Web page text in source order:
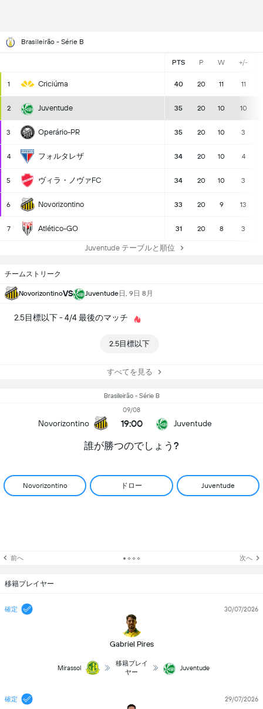
Brasileirão - Série B
PTS P W +/-
1 Criciúma 40 20 11 11
2 Juventude 35 20 10 10
3 Operário-PR 35 20 10 3
4 フォルタレザ 34 20 10 4
5 ヴィラ・ノヴァFC 34 20 10 3
6 Novorizontino 33 20 9 13
7 Atlético-GO 31 20 8 3
Juventude テーブルと順位
チームストリーク
NovorizontinoVS Juventude日, 9日 8月
2.5目標以下 - 4/4 最後のマッチ
2.5目標以下
すべてを見る
Brasileirão - Série B
Novorizontino
09/08
19:00 Juventude
誰が勝つのでしょう?
Novorizontino ドロー Juventude
前へ 次へ
移籍プレイヤー
確定
Gabriel Pires
30/07/2026
Mirassol
移籍プレイ
ヤー
Juventude
確定 29/07/2026